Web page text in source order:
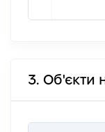
3. Об'єкти